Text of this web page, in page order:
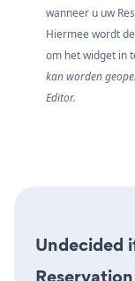
wanneer u uw
Hiermee wordt de
om het widget in
kan worden
Editor.
Undecided